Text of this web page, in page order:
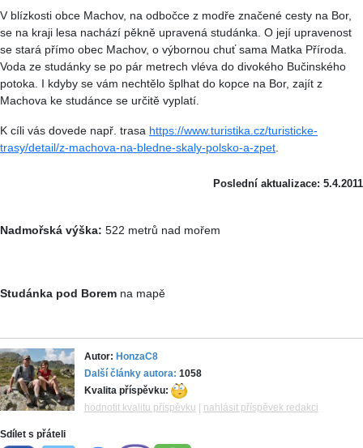
V blízkosti obce Machov, na odbočce z modře značené cesty na Bor,
se na kraji lesa nachází pěkně upravená studánka. O její upravenost
se stará přímo obec Machov, o výbornou chuť sama Matka Příroda.
Voda ze studánky se po pár metrech vléva do divokého Bučinského
potoka. I kdyby se vám nechtělo šplhat do kopce na Bor, zajít z
Machova ke studánce se určitě vyplatí.
K cíli vás dovede např. trasa https://www.turistika.cz/turisticke-
trasy/detail/z-machova-na-bledne-skaly-polsko-a-zpet.
Poslední aktualizace: 5.4.2011
Nadmořská výška: 522 metrů nad mořem
Studánka pod Borem na mapě
Autor: HonzaC8
Další články autora: 1058
Kvalita příspěvku:
hodnotit kvalitu příspěvku
nahlásit příspěvek redakci
Sdílet s přáteli